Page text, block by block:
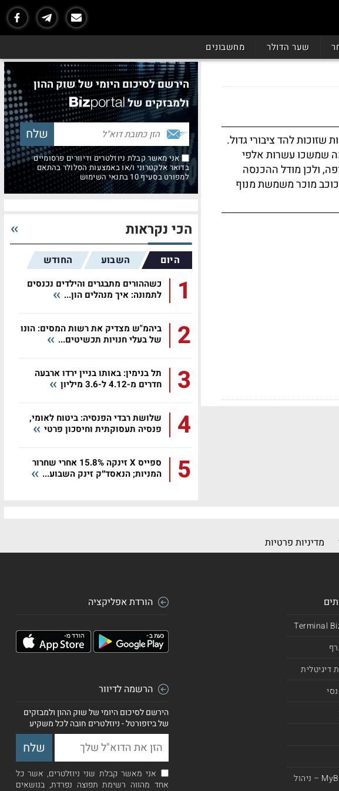
שער הדולר מחשבונים
שזוכות להד ציבורי גדול.
שמשכו עשרות אלפי
ולכן מודל ההכנסה
כוכב מוכר משמשת מנוף
הירשם לסיכום היומי של שוק ההון
ולמבזקים של
אני מאשר קבלת ניוזלטרים ודיוורים פרסומיים
בדואר אלקטרוני ו/או באמצעות הסלולר בהתאם
למפורט בסעיף 10 בתנאי השימוש
הכי נקראות
היום השבוע החודש
1
כשההורים מתבגרים והילדים נכנסים
לתמונה: איך מנהלים הון...
2
ביהמ"ש מצדיק את רשות המסים: הונו
של בעלי חנויות תכשיטים...
3
תל בנימין: באותו בניין ירדו ארבעה
חדרים מ-4.12 ל-3.6 מיליון
4
שלושת רבדי הפנסיה: ביטוח לאומי,
פנסיה תעסוקתית וחיסכון פרטי
5
ספייס X זינקה 15.8% אחרי שחרור
המניות; הנאסד״ק זינק השבוע...
מדיניות פרטיות
דיגיטלית
MyBusiness CRM – ניהול
הורדת אפליקציה
הרשמה לדיוור
הירשם לסיכום היומי של שוק ההון ולמבזקים
של ביזפורטל - ניוזלטרים חובה לכל משקיע
אני מאשר קבלת שני ניוזלטרים, אשר כל
אחד מהווה רשימת תפוצה נפרדת, בנושאים